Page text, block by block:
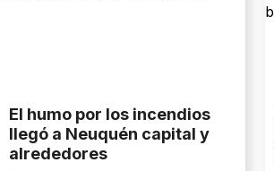
El humo por los incendios
llegó a Neuquén capital y
alrededores